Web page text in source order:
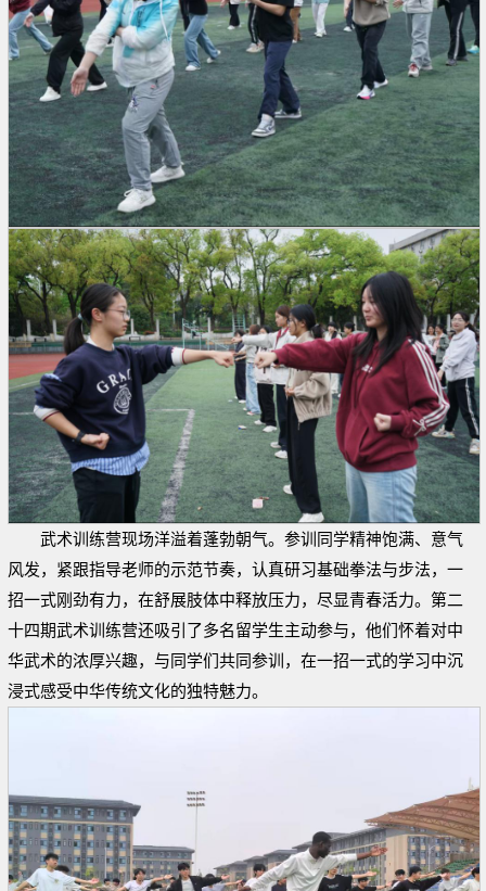
武术训练营现场洋溢着蓬勃朝气。参训同学精神饱满、意气
风发，紧跟指导老师的示范节奏，认真研习基础拳法与步法，一
招一式刚劲有力，在舒展肢体中释放压力，尽显青春活力。第二
十四期武术训练营还吸引了多名留学生主动参与，他们怀着对中
华武术的浓厚兴趣，与同学们共同参训，在一招一式的学习中沉
浸式感受中华传统文化的独特魅力。